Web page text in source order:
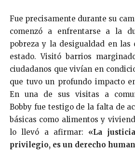
Fue precisamente durante su
comenzó a enfrentarse a la
pobreza y la desigualdad en las
estado. Visitó barrios
ciudadanos que vivían en
que tuvo un profundo impacto
En una de sus visitas a
Bobby fue testigo de la falta de
básicas como alimentos y
lo llevó a afirmar: «La
privilegio, es un derecho